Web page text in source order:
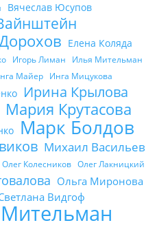
Вячеслав Юсупов
Елена Коляда
Игорь Лиман
Илья Мительман
Майер Инга Мицукова
Ирина Крылова
Мария Крутасова
Марк Болдов
Михаил Васильев
Олег Колесников Олег Лакницкий
Ольга Миронова
Видгоф